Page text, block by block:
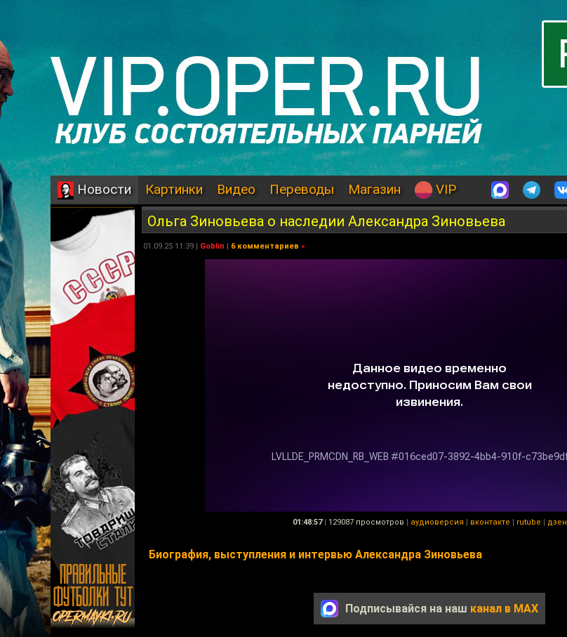
Новости Картинки Видео Переводы Магазин VIP
Ольга Зиновьева о наследии Александра Зиновьева
01.09.25 11:39 | Goblin | 6 комментариев »
01:48:57 | 129087 просмотров | аудиоверсия | вконтакте | rutube | дзен
Биография, выступления и интервью Александра Зиновьева
Подписывайся на наш канал в MAX